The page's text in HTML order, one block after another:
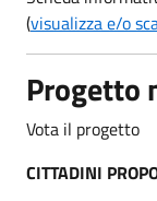
(visualizza e/o
Progetto
Vota il progetto
CITTADINI